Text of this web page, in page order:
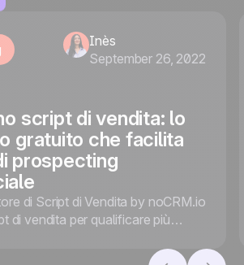
Inès
September 26, 2022
script di vendita: lo
gratuito che facilita
prospecting
di Script di Vendita by noCRM.io
di vendita per qualificare più